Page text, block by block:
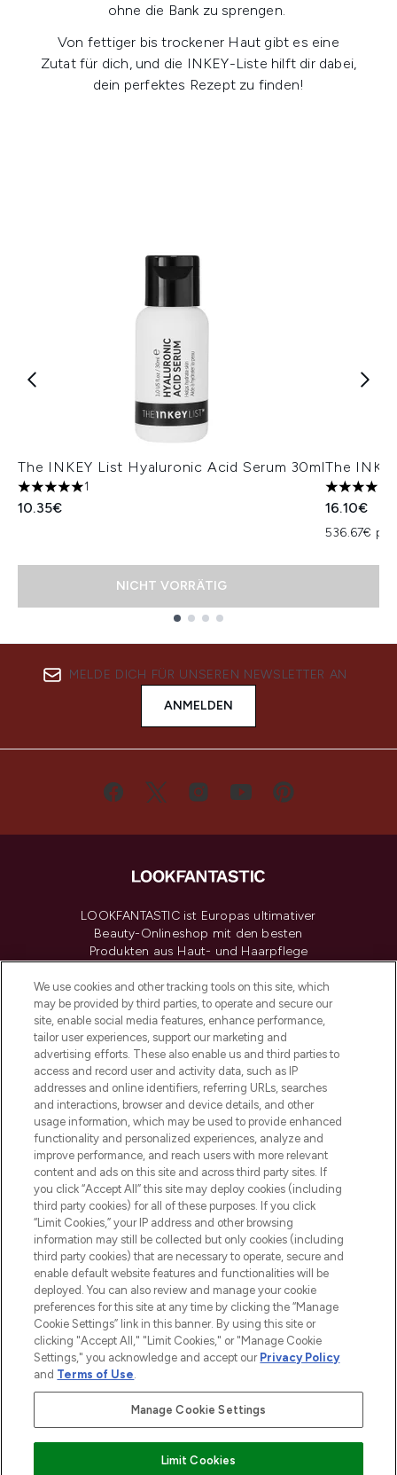
ohne die Bank zu sprengen.
Von fettiger bis trockener Haut gibt es eine
Zutat für dich, und die INKEY-Liste hilft dir dabei,
dein perfektes Rezept zu finden!
The INKEY List Hyaluronic Acid Serum 30ml
5 stars out of a maximum of 5
1
10.35€
NICHT VORRÄTIG
The
4 stars
16.10€
536.67€
MELDE DICH FÜR UNSEREN NEWSLETTER AN
ANMELDEN
LOOKFANTASTIC ist Europas ultimativer
Beauty-Onlineshop mit den besten
Produkten aus Haut- und Haarpflege
renommierten Marken. Shoppe online
oder über die App mit kostenloser
Lieferung ab einem Einkaufswert von 30€.
Cookie-Einwilligung
Do Not Sell or Share My Personal
Information
HILFE & INFORMATION
IMPRESSUM
ÜBER LOOKFANTASTIC
COVID-19
Pay Securely With
We use cookies and other tracking tools on this site, which
may be provided by third parties, to operate and secure our
site, enable social media features, enhance performance,
tailor user experiences, support our marketing and
advertising efforts. These also enable us and third parties to
access and record user and activity data, such as IP
addresses and online identifiers, referring URLs, searches
and interactions, browser and device details, and other
usage information, which may be used to provide enhanced
functionality and personalized experiences, analyze and
improve performance, and reach users with more relevant
content and ads on this site and across third party sites. If
you click “Accept All” this site may deploy cookies (including
third party cookies) for all of these purposes. If you click
“Limit Cookies,” your IP address and other browsing
information may still be collected but only cookies (including
third party cookies) that are necessary to operate, secure and
enable default website features and functionalities will be
deployed. You can also review and manage your cookie
preferences for this site at any time by clicking the “Manage
Cookie Settings” link in this banner. By using this site or
clicking "Accept All," "Limit Cookies," or "Manage Cookie
Settings," you acknowledge and accept our Privacy Policy
and Terms of Use.
Manage Cookie Settings
Limit Cookies